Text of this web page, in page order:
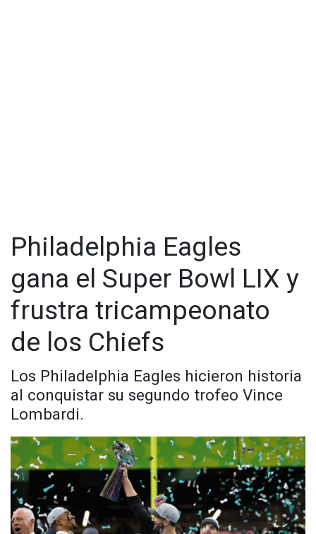
Philadelphia Eagles
gana el Super Bowl LIX y
frustra tricampeonato
de los Chiefs
Los Philadelphia Eagles hicieron historia
al conquistar su segundo trofeo Vince
Lombardi.